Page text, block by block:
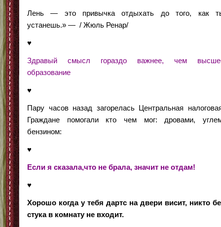
Лень — это привычка отдыхать до того, как
устанешь.» — / Жюль Ренар/
♥
Здравый смысл гораздо важнее, чем
образование
♥
Пару часов назад загорелась Центральная
Граждане помогали кто чем мог: дровами,
бензином:
♥
Если я сказала,что не брала, значит не отдам!
♥
Хорошо когда у тебя дартс на двери висит, никто
стука в комнату не входит.